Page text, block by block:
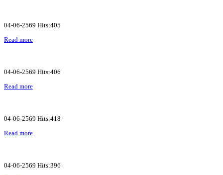
04-06-2569 Hits:405
Read more
04-06-2569 Hits:406
Read more
04-06-2569 Hits:418
Read more
04-06-2569 Hits:396